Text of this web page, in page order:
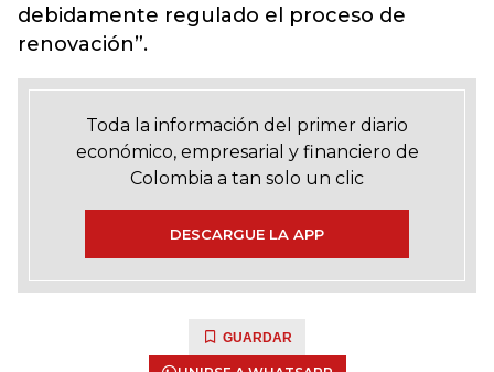
debidamente regulado el proceso de
renovación”.
Toda la información del primer diario
económico, empresarial y financiero de
Colombia a tan solo un clic
DESCARGUE LA APP
GUARDAR